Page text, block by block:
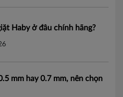
Haby ở đâu chính hãng?
mm hay 0.7 mm, nên chọn